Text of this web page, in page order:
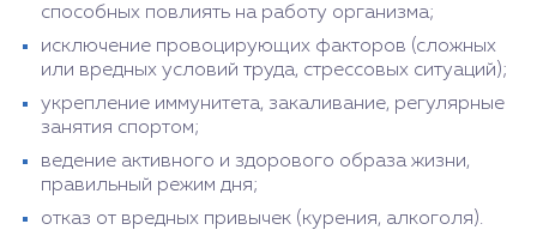
способных повлиять на работу организма;
исключение провоцирующих факторов (сложных
или вредных условий труда, стрессовых ситуаций);
укрепление иммунитета, закаливание, регулярные
занятия спортом;
ведение активного и здорового образа жизни,
правильный режим дня;
отказ от вредных привычек (курения, алкоголя).